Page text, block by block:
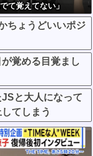
て覚えてない」
ちょうどいいポジ
覚める目覚まし
JSと大人になって
てしまう